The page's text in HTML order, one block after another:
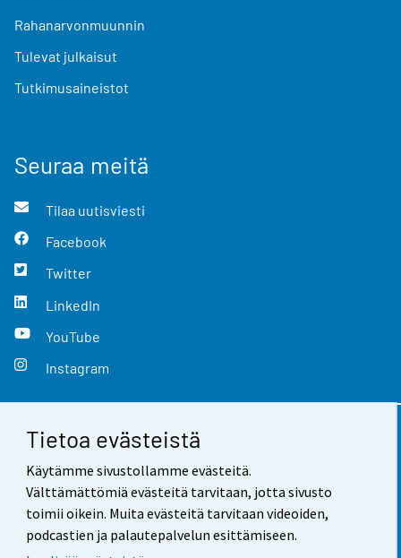
Tietoa evästeistä
Käytämme sivustollamme evästeitä.
Välttämättömiä evästeitä tarvitaan, jotta sivusto
toimii oikein. Muita evästeitä tarvitaan videoiden,
podcastien ja palautepalvelun esittämiseen.
Rahanarvonmuunnin
Tulevat julkaisut
Tutkimusaineistot
Seuraa meitä
Tilaa uutisviesti
Facebook
Twitter
LinkedIn
YouTube
Instagram
Yhteystiedot
Palaute
Käyttöehdot